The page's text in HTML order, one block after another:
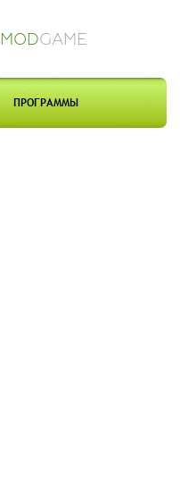
MODGAME
ПРОГРАММЫ